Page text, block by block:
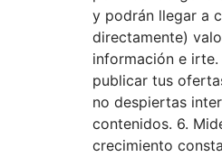
y podrán llegar a
directamente)
información e
publicar tus
no despiertas
contenidos. 6.
crecimiento